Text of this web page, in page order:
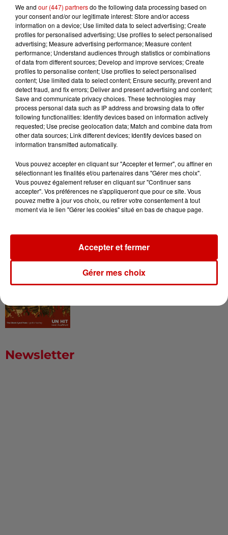
Podcasts Voir plus
Kelly Massol, figure
emblématique de
l'entrepreneuriat féminin
Aménager un school bus au
Canada et accueillir les bleus à
Born in the U.S.A - Bruce
Springsteen : la chanson que
I Gotta Feeling : comment David
Guetta a changé l’histoire des...
Newsletter
We and our (447) partnersdo the following data processing based on
your consent and/or our legitimate interest: Store and/or access
information on a device; Use limited data to select advertising; Create
profiles for personalised advertising; Use profiles to select personalised
advertising; Measure advertising performance; Measure content
performance; Understand audiences through statistics or combinations
of data from different sources; Develop and improve services; Create
profiles to personalise content; Use profiles to select personalised
content; Use limited data to select content; Ensure security, prevent and
detect fraud, and fix errors; Deliver and present advertising and content;
Save and communicate privacy choices. These technologies may
process personal data such as IP address and browsing data to offer
following functionalities: Identify devices based on information actively
requested; Use precise geolocation data; Match and combine data from
other data sources; Link different devices; Identify devices based on
information transmitted automatically.
Vous pouvez accepter en cliquant sur "Accepter et fermer", ou affiner en
sélectionnant les finalités et/ou partenaires dans "Gérer mes choix".
Vous pouvez également refuser en cliquant sur "Continuer sans
accepter". Vos préférences ne s'appliqueront que pour ce site. Vous
pouvez mettre à jour vos choix, ou retirer votre consentement à tout
moment via le lien "Gérer les cookies" situé en bas de chaque page.
Gérer mes choix
Accepter et fermer